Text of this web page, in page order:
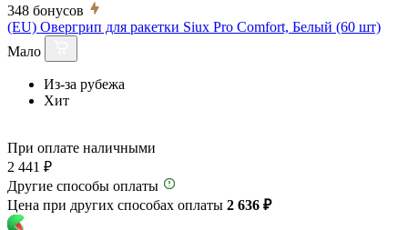
348 бонусов
(EU) Овергрип для ракетки Siux Pro Comfort, Белый (60 шт)
Мало
Из-за рубежа
Хит
При оплате наличными
2 441 ₽
Другие способы оплаты
Цена при других способах оплаты 2 636 ₽